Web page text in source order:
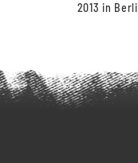
2013 in